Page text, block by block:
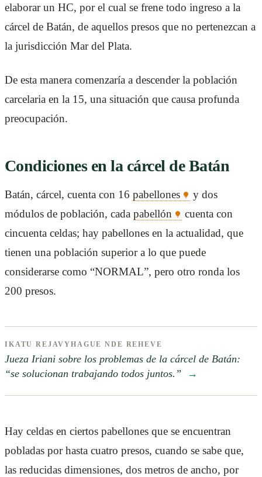
elaborar un HC, por el cual se frene todo ingreso a la
cárcel de Batán, de aquellos presos que no pertenezcan a
la jurisdicción Mar del Plata.
De esta manera comenzaría a descender la población
carcelaria en la 15, una situación que causa profunda
preocupación.
Condiciones en la cárcel de Batán
Batán, cárcel, cuenta con 16 pabellones
y dos
módulos de población, cada pabellón
cuenta con
cincuenta celdas; hay pabellones en la actualidad, que
tienen una población superior a lo que puede
considerarse como “NORMAL”, pero otro ronda los
200 presos.
IKATU REJAVYHAGUE NDE REHEVE
Jueza Iriani sobre los problemas de la cárcel de Batán:
“se solucionan trabajando todos juntos.”
→
Hay celdas en ciertos pabellones que se encuentran
pobladas por hasta cuatro presos, cuando se sabe que,
las reducidas dimensiones, dos metros de ancho, por